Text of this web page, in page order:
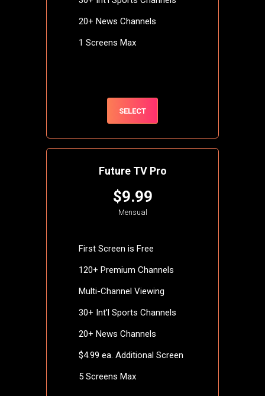
20+ News Channels
1 Screens Max
SELECT
Future TV Pro
$9.99
Mensual
First Screen is Free
120+ Premium Channels
Multi-Channel Viewing
30+ Int'l Sports Channels
20+ News Channels
$4.99 ea. Additional Screen
5 Screens Max